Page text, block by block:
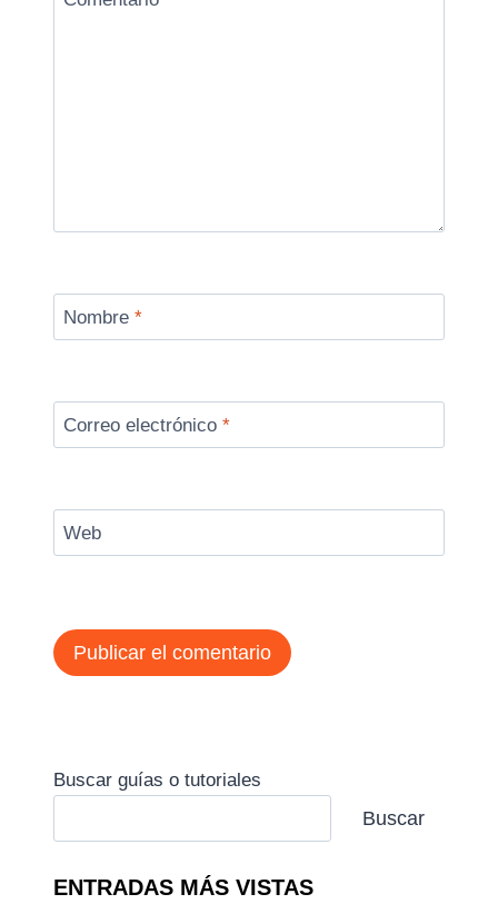
Nombre *
Correo electrónico *
Web
Buscar guías o tutoriales
Buscar
ENTRADAS MÁS VISTAS